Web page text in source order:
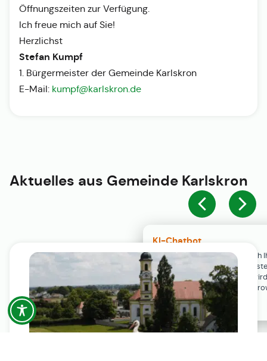
KI-Chatbot
Der KI-Chatbot steht erst nach
Einwilligung in den Cookie-
Verfügung. Der Chat-Verlauf
ausschließlich lokal in Ihrem
gespeichert.
Öffnungszeiten zur Verfügung.
Ich freue mich auf Sie!
Herzlichst
Stefan Kumpf
1. Bürgermeister der Gemeinde Karlskron
E-Mail: kumpf@karlskron.de
Aktuelles aus Gemeinde Karlskron